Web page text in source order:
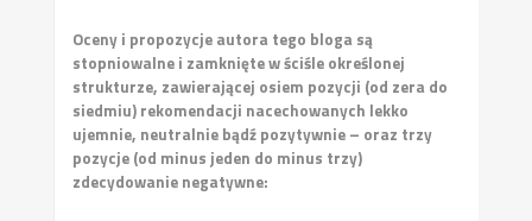
Oceny i propozycje autora tego bloga są
stopniowalne i zamknięte w ściśle określonej
strukturze, zawierającej osiem pozycji (od zera do
siedmiu) rekomendacji nacechowanych lekko
ujemnie, neutralnie bądź pozytywnie – oraz trzy
pozycje (od minus jeden do minus trzy)
zdecydowanie negatywne: